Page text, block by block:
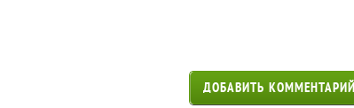
ДОБАВИТЬ КОММЕНТАРИЙ